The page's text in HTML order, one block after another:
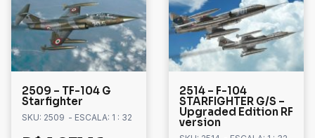
2509 – TF-104 G
Starfighter
SKU: 2509 - ESCALA: 1 : 32
2514 – F-104
STARFIGHTER G/S –
Upgraded Edition RF
version